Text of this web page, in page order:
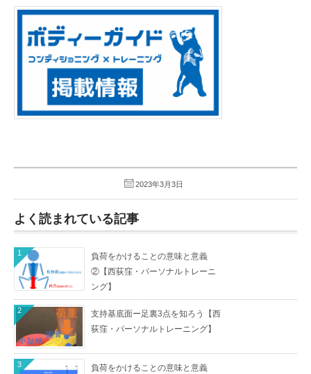
2023年3月3日
よく読まれている記事
負荷をかけることの意味と意義
②【西荻窪・パーソナルトレーニ
ング】
1
支持基底面ー足裏3点を知ろう【西
荻窪・パーソナルトレーニング】
2
負荷をかけることの意味と意義
3